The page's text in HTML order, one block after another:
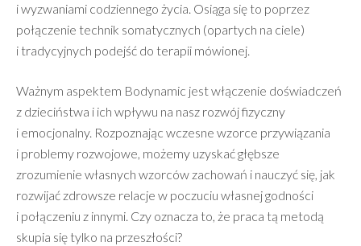
i wyzwaniami codziennego życia. Osiąga się to poprzez
połączenie technik somatycznych (opartych na ciele)
i tradycyjnych podejść do terapii mówionej.
Ważnym aspektem Bodynamic jest włączenie doświadczeń
z dzieciństwa i ich wpływu na nasz rozwój fizyczny
i emocjonalny. Rozpoznając wczesne wzorce przywiązania
i problemy rozwojowe, możemy uzyskać głębsze
zrozumienie własnych wzorców zachowań i nauczyć się, jak
rozwijać zdrowsze relacje w poczuciu własnej godności
i połączeniu z innymi. Czy oznacza to, że praca tą metodą
skupia się tylko na przeszłości?